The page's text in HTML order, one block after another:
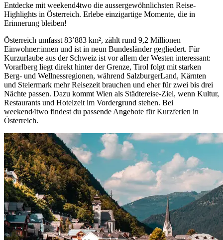
Entdecke mit weekend4two die aussergewöhnlichsten Reise-
Highlights in Österreich. Erlebe einzigartige Momente, die in
Erinnerung bleiben!
Österreich umfasst 83’883 km², zählt rund 9,2 Millionen
Einwohner:innen und ist in neun Bundesländer gegliedert. Für
Kurzurlaube aus der Schweiz ist vor allem der Westen interessant:
Vorarlberg liegt direkt hinter der Grenze, Tirol folgt mit starken
Berg- und Wellnessregionen, während SalzburgerLand, Kärnten
und Steiermark mehr Reisezeit brauchen und eher für zwei bis drei
Nächte passen. Dazu kommt Wien als Städtereise-Ziel, wenn Kultur,
Restaurants und Hotelzeit im Vordergrund stehen. Bei
weekend4two findest du passende Angebote für Kurzferien in
Österreich.